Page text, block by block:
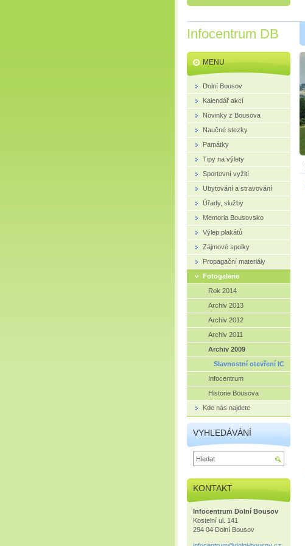
Infocentrum DB
MENU
Dolní Bousov
Kalendář akcí
Novinky z Bousova
Naučné stezky
Památky
Tipy na výlety
Sportovní vyžití
Ubytování a stravování
Úřady, služby
Memoria Bousovsko
Výlep plakátů
Zájmové spolky
Propagační materiály
Fotogalerie
Rok 2014
Archiv 2013
Archiv 2012
Archiv 2011
Archiv 2009
Slavnostní otevření IC
Infocentrum
Historie Bousova
Kde nás najdete
VYHLEDÁVÁNÍ
KONTAKT
Infocentrum Dolní Bousov
Kostelní ul. 141
294 04 Dolní Bousov